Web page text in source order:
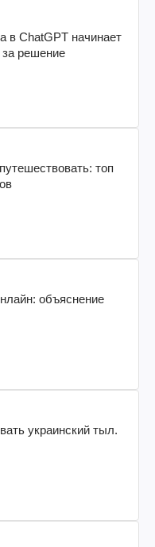
в ChatGPT начинает
решение
топ
объяснение
украинский тыл.